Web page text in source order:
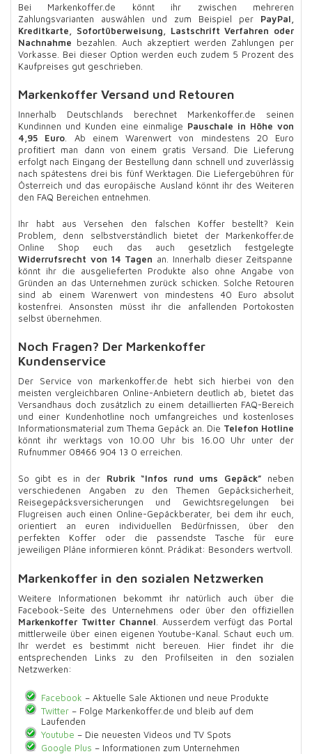
Bei Markenkoffer.de könnt ihr zwischen mehreren
Zahlungsvarianten auswählen und zum Beispiel per PayPal,
Kreditkarte, Sofortüberweisung, Lastschrift Verfahren oder
Nachnahme bezahlen. Auch akzeptiert werden Zahlungen per
Vorkasse. Bei dieser Option werden euch zudem 5 Prozent des
Kaufpreises gut geschrieben.
Markenkoffer Versand und Retouren
Innerhalb Deutschlands berechnet Markenkoffer.de seinen
Kundinnen und Kunden eine einmalige Pauschale in Höhe von
4,95 Euro . Ab einem Warenwert von mindestens 20 Euro
profitiert man dann von einem gratis Versand. Die Lieferung
erfolgt nach Eingang der Bestellung dann schnell und zuverlässig
nach spätestens drei bis fünf Werktagen. Die Liefergebühren für
Österreich und das europäische Ausland könnt ihr des Weiteren
den FAQ Bereichen entnehmen.
Ihr habt aus Versehen den falschen Koffer bestellt? Kein
Problem, denn selbstverständlich bietet der Markenkoffer.de
Online Shop euch das auch gesetzlich festgelegte
Widerrufsrecht von 14 Tagen an. Innerhalb dieser Zeitspanne
könnt ihr die ausgelieferten Produkte also ohne Angabe von
Gründen an das Unternehmen zurück schicken. Solche Retouren
sind ab einem Warenwert von mindestens 40 Euro absolut
kostenfrei. Ansonsten müsst ihr die anfallenden Portokosten
selbst übernehmen.
Noch Fragen? Der Markenkoffer
Kundenservice
Der Service von markenkoffer.de hebt sich hierbei von den
meisten vergleichbaren Online-Anbietern deutlich ab, bietet das
Versandhaus doch zusätzlich zu einem detaillierten FAQ-Bereich
und einer Kundenhotline noch umfangreiches und kostenloses
Informationsmaterial zum Thema Gepäck an. Die Telefon Hotline
könnt ihr werktags von 10.00 Uhr bis 16.00 Uhr unter der
Rufnummer 08466 904 13 0 erreichen.
So gibt es in der Rubrik “Infos rund ums Gepäck” neben
verschiedenen Angaben zu den Themen Gepäcksicherheit,
Reisegepäcksversicherungen und Gewichtsregelungen bei
Flugreisen auch einen Online-Gepäckberater, bei dem ihr euch,
orientiert an euren individuellen Bedürfnissen, über den
perfekten Koffer oder die passendste Tasche für eure
jeweiligen Pläne informieren könnt. Prädikat: Besonders wertvoll.
Markenkoffer in den sozialen Netzwerken
Weitere Informationen bekommt ihr natürlich auch über die
Facebook-Seite des Unternehmens oder über den offiziellen
Markenkoffer Twitter Channel . Ausserdem verfügt das Portal
mittlerweile über einen eigenen Youtube-Kanal. Schaut euch um.
Ihr werdet es bestimmt nicht bereuen. Hier findet ihr die
entsprechenden Links zu den Profilseiten in den sozialen
Netzwerken:
Facebook – Aktuelle Sale Aktionen und neue Produkte
Twitter– Folge Markenkoffer.de und bleib auf dem
Laufenden
Youtube – Die neuesten Videos und TV Spots
Google Plus – Informationen zum Unternehmen